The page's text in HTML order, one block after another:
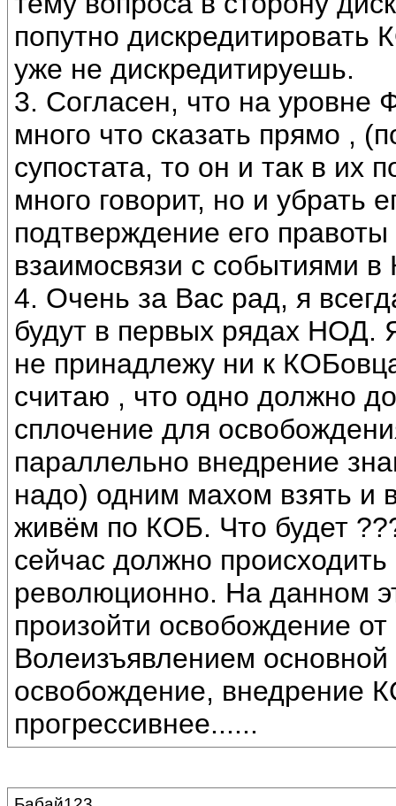
попутно дискредитировать
уже не дискредитируешь.
3. Согласен, что на уровне
много что сказать прямо ,
супостата, то он и так в их
много говорит, но и убрать
подтверждение его
взаимосвязи с событиями в
4. Очень за Вас рад, я
будут в первых рядах НОД.
не принадлежу ни к
считаю , что одно должно
сплочение для
параллельно внедрение
надо) одним махом взять и
живём по КОБ. Что будет
сейчас должно
революционно. На данном
произойти освобождение
Волеизъявлением
освобождение, внедрение
прогрессивнее......